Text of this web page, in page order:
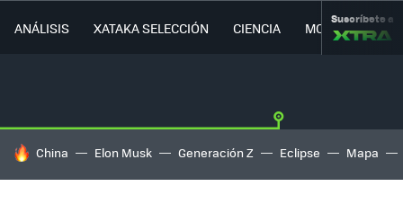
ANÁLISIS XATAKA SELECCIÓN CIENCIA MOVILIDAD
Suscríbete a
HOY SE HABLA DE
China Elon Musk Generación Z Eclipse Mapa